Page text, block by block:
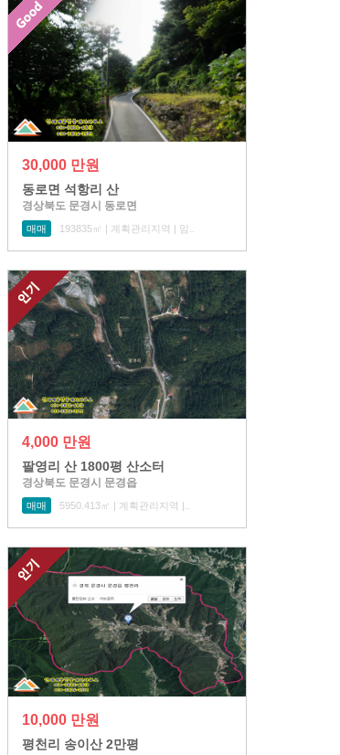
30,000 만원
동로면 석항리 산
경상북도 문경시 동로면
매매 193835㎡ | 계획관리지역 | 임..
4,000 만원
팔영리 산 1800평 산소터
경상북도 문경시 문경읍
매매 5950.413㎡ | 계획관리지역 |..
10,000 만원
평천리 송이산 2만평